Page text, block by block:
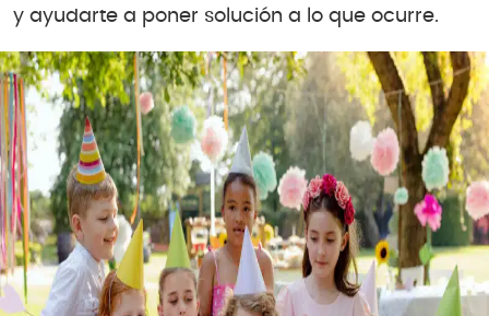
y ayudarte a poner solución a lo que ocurre.